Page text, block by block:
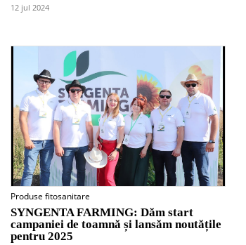
12 jul 2024
Produse fitosanitare
SYNGENTA FARMING: Dăm start
campaniei de toamnă și lansăm noutățile
pentru 2025